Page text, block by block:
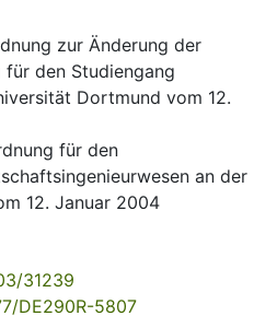
zur Änderung der
den Studiengang
Dortmund vom 12.
für den
an der
12. Januar 2004
31239
DE290R-5807